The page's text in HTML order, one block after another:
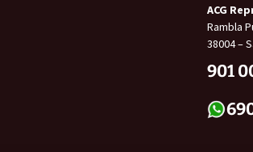
ACG
Rambla
38004 –
901